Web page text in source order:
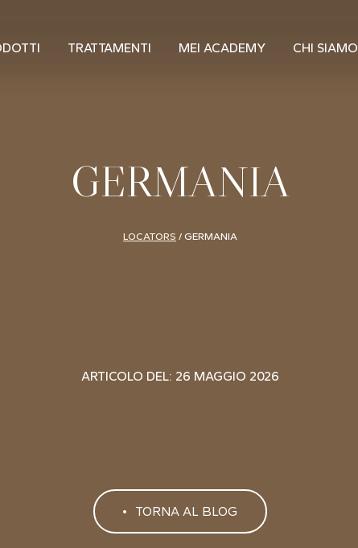
TRATTAMENTI MEI ACADEMY CHI SIAMO
GERMANIA
LOCATORS / GERMANIA
ARTICOLO DEL: 26 MAGGIO 2026
• TORNA AL BLOG